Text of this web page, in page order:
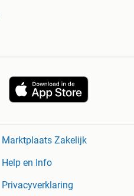
Marktplaats Zakelijk
Help en Info
Privacyverklaring